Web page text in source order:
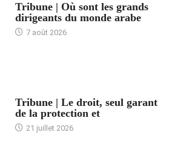
Tribune | Où sont les grands
dirigeants du monde arabe
7 août 2026
Tribune | Le droit, seul garant
de la protection et
21 juillet 2026